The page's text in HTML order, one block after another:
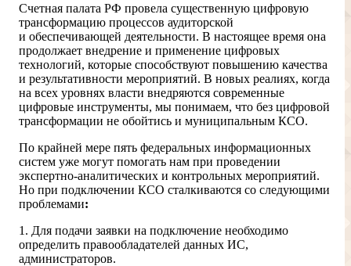
Счетная палата РФ провела существенную цифровую
трансформацию процессов аудиторской
и обеспечивающей деятельности. В настоящее время она
продолжает внедрение и применение цифровых
технологий, которые способствуют повышению качества
и результативности мероприятий. В новых реалиях, когда
на всех уровнях власти внедряются современные
цифровые инструменты, мы понимаем, что без цифровой
трансформации не обойтись и муниципальным КСО.
По крайней мере пять федеральных информационных
систем уже могут помогать нам при проведении
экспертно-аналитических и контрольных мероприятий.
Но при подключении КСО сталкиваются со следующими
проблемами:
1. Для подачи заявки на подключение необходимо
определить правообладателей данных ИС,
администраторов.